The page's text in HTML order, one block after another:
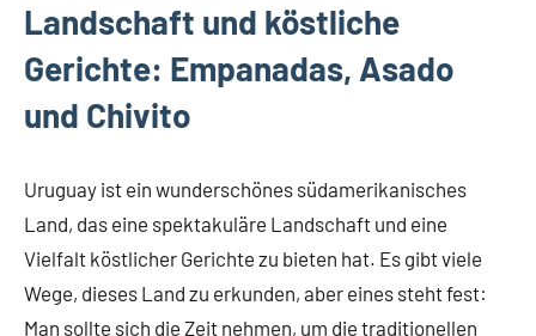
Landschaft und köstliche
Gerichte: Empanadas, Asado
und Chivito
Uruguay ist ein wunderschönes südamerikanisches
Land, das eine spektakuläre Landschaft und eine
Vielfalt köstlicher Gerichte zu bieten hat. Es gibt viele
Wege, dieses Land zu erkunden, aber eines steht fest:
Man sollte sich die Zeit nehmen, um die traditionellen